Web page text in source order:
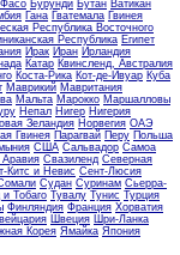
Фасо Бурунди Бутан Ватикан
Гана Гватемала Гвинея
Республика Восточного
Республика Египет
Ирак Иран Ирландия
Катар Квинсленд, Австралия
Коста-Рика Кот-де-Ивуар Куба
Маврикий Мавритания
Мальта Марокко Маршалловы
Непал Нигер Нигерия
Зеландия Норвегия ОАЭ
Гвинея Парагвай Перу Польша
США Сальвадор Самоа
Аравия Свазиленд Северная
Китс и Невис Сент-Люсия
Судан Суринам Сьерра-
и Тобаго Тувалу Тунис Турция
Финляндия Франция Хорватия
Швеция Шри-Ланка
Корея Ямайка Япония